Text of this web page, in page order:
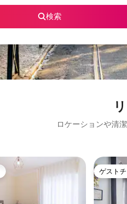
検索
ロケーションや清
ゲスト
ゲスト